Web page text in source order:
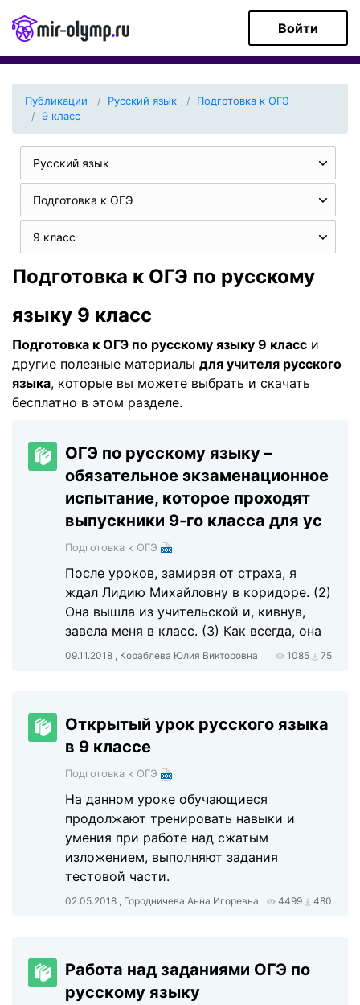
Войти
Публикации Русский язык
Подготовка к ОГЭ
9 класс
Русский язык
Подготовка к ОГЭ
9 класс
Подготовка к ОГЭ по русскому
языку 9 класс
Подготовка к ОГЭ по русскому языку 9 класс и
другие полезные материалы для учителя русского
языка, которые вы можете выбрать и скачать
бесплатно в этом разделе.
ОГЭ по русскому языку –
обязательное экзаменационное
испытание, которое проходят
выпускники 9-го класса для ус
Подготовка к ОГЭ
После уроков, замирая от страха, я
ждал Лидию Михайловну в коридоре. (2)
Она вышла из учительской и, кивнув,
завела меня в класс. (3) Как всегда, она
09.11.2018 , Кораблева Юлия Викторовна 1085 75
Открытый урок русского языка
в 9 классе
Подготовка к ОГЭ
На данном уроке обучающиеся
продолжают тренировать навыки и
умения при работе над сжатым
изложением, выполняют задания
тестовой части.
02.05.2018 , Городничева Анна Игоревна 4499 480
Работа над заданиями ОГЭ по
русскому языку